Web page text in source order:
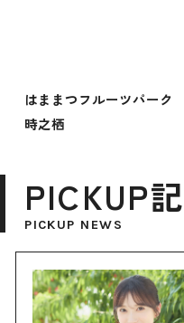
はままつフルーツパーク
時之栖
PICKUP
PICKUP NEWS